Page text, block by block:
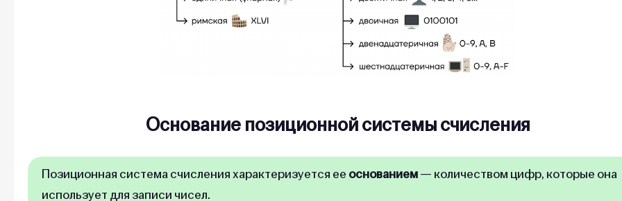
Основание позиционной системы счисления
Позиционная система счисления характеризуется ее основанием— количеством цифр, которые она
использует для записи чисел.